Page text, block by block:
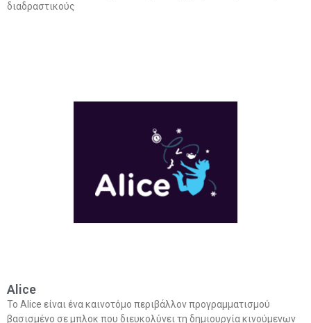
διαδραστικούς
Alice
Το Alice είναι ένα καινοτόμο περιβάλλον προγραμματισμού
βασισμένο σε μπλοκ που διευκολύνει τη δημιουργία κινούμενων